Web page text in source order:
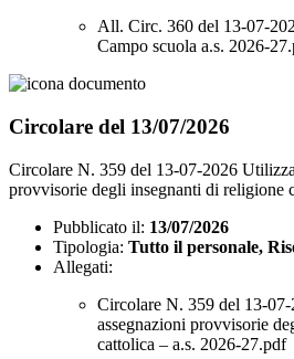
All. Circ. 360 del 13-07-
Campo scuola a.s. 2026-
Circolare del 13/07/2026
Circolare N. 359 del 13-07-2026
provvisorie degli insegnanti di religione
Pubblicato il: 13/07/2026
Tipologia: Tutto il personale,
Allegati:
Circolare N. 359 del 13-
assegnazioni provvisorie
cattolica – a.s. 2026-27.pdf